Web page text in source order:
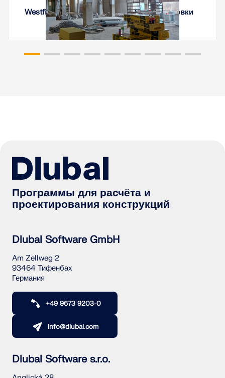
Westfield Chodov – Усиление плиты парковки
Программы для расчёта и
проектирования конструкций
Dlubal Software GmbH
Am Zellweg 2
93464 Тифенбах
Германия
+49 9673 9203-0
info@dlubal.com
Dlubal Software s.r.o.